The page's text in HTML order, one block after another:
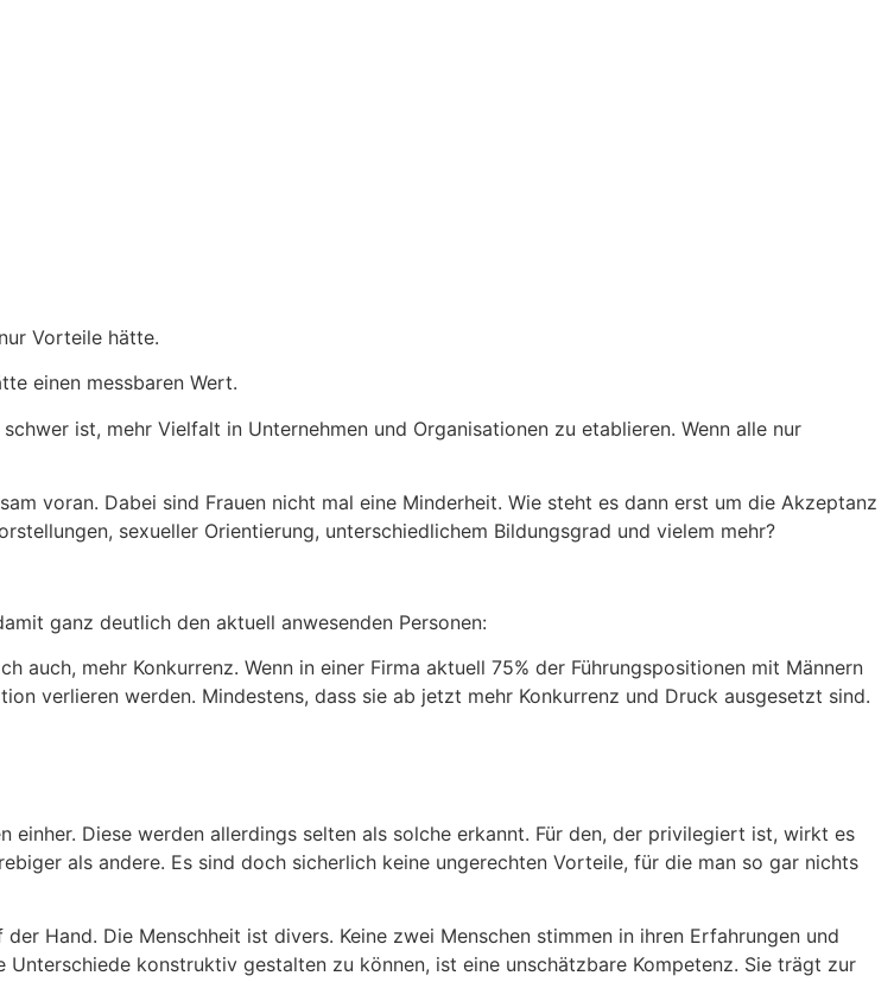
Vorteile hätte.
einen messbaren Wert.
ist, mehr Vielfalt in Unternehmen und Organisationen zu etablieren. Wenn alle nur
voran. Dabei sind Frauen nicht mal eine Minderheit. Wie steht es dann erst um die Akzeptanz
sexueller Orientierung, unterschiedlichem Bildungsgrad und vielem mehr?
ganz deutlich den aktuell anwesenden Personen:
auch, mehr Konkurrenz. Wenn in einer Firma aktuell 75% der Führungspositionen mit Männern
verlieren werden. Mindestens, dass sie ab jetzt mehr Konkurrenz und Druck ausgesetzt sind.
Diese werden allerdings selten als solche erkannt. Für den, der privilegiert ist, wirkt es
als andere. Es sind doch sicherlich keine ungerechten Vorteile, für die man so gar nichts
Hand. Die Menschheit ist divers. Keine zwei Menschen stimmen in ihren Erfahrungen und
konstruktiv gestalten zu können, ist eine unschätzbare Kompetenz. Sie trägt zur